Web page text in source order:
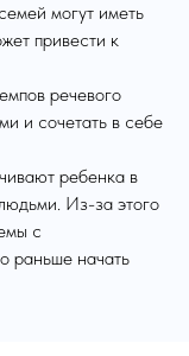
могут иметь
привести к
речевого
и сочетать в себе
ребенка в
Из-за этого
с
раньше начать